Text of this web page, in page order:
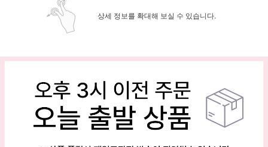
상세 정보를 확대해 보실 수 있습니다.